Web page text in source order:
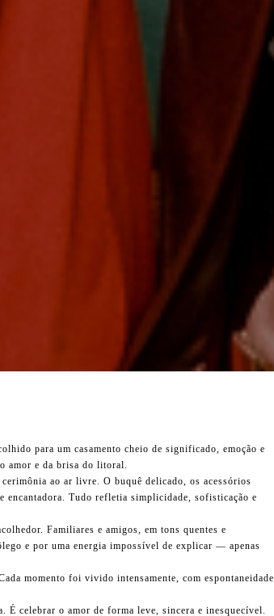
para um casamento cheio de significado, emoção e
amor e da brisa do litoral.
ao ar livre. O buquê delicado, os acessórios
encantadora. Tudo refletia simplicidade, sofisticação e
Familiares e amigos, em tons quentes e
e por uma energia impossível de explicar — apenas
momento foi vivido intensamente, com espontaneidade
É celebrar o amor de forma leve, sincera e inesquecível.